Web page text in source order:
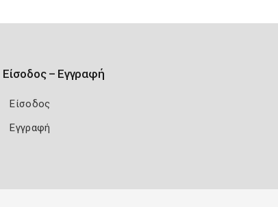
Είσοδος – Εγγραφή
Είσοδος
Εγγραφή